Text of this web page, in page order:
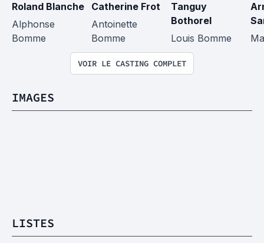
Roland Blanche
Alphonse
Bomme
Catherine Frot
Antoinette
Bomme
Tanguy
Bothorel
Louis Bomme
VOIR LE CASTING COMPLET
IMAGES
LISTES